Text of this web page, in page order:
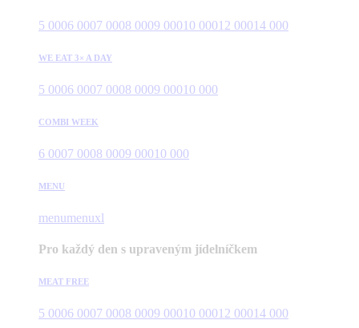
5 0006 0007 0008 0009 00010 00012 00014 000
WE EAT 3× A DAY
5 0006 0007 0008 0009 00010 000
COMBI WEEK
6 0007 0008 0009 00010 000
MENU
menumenuxl
Pro každý den s upraveným jídelníčkem
MEAT FREE
5 0006 0007 0008 0009 00010 00012 00014 000